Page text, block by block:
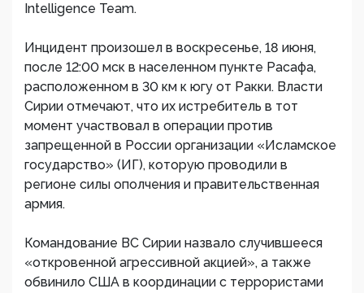
Intelligence Team.
Инцидент произошел в воскресенье, 18 июня,
после 12:00 мск в населенном пункте Расафа,
расположенном в 30 км к югу от Ракки. Власти
Сирии отмечают, что их истребитель в тот
момент участвовал в операции против
запрещенной в России организации «Исламское
государство» (ИГ), которую проводили в
регионе силы ополчения и правительственная
армия.
Командование ВС Сирии назвало случившееся
«откровенной агрессивной акцией», а также
обвинило США в координации с террористами